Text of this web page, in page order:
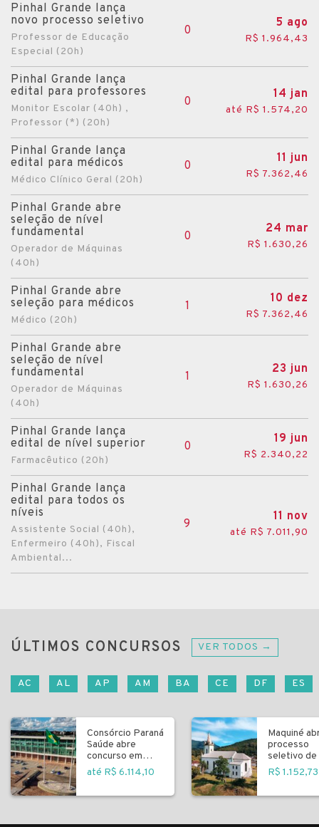
Pinhal Grande lança
novo processo seletivo
Professor de Educação
Especial (20h)
0
5 ago
R$ 1.964,43
Pinhal Grande lança
edital para professores
Monitor Escolar (40h) ,
Professor (*) (20h)
0
14 jan
até R$ 1.574,20
Pinhal Grande lança
edital para médicos
Médico Clínico Geral (20h)
0
11 jun
R$ 7.362,46
Pinhal Grande abre
seleção de nível
fundamental
Operador de Máquinas
(40h)
0
24 mar
R$ 1.630,26
Pinhal Grande abre
seleção para médicos
Médico (20h)
1
10 dez
R$ 7.362,46
Pinhal Grande abre
seleção de nível
fundamental
Operador de Máquinas
(40h)
1
23 jun
R$ 1.630,26
Pinhal Grande lança
edital de nível superior
Farmacêutico (20h)
0
19 jun
R$ 2.340,22
Pinhal Grande lança
edital para todos os
níveis
Assistente Social (40h),
Enfermeiro (40h), Fiscal
Ambiental...
9
11 nov
até R$ 7.011,90
ÚLTIMOS CONCURSOS VER TODOS →
AC AL AP AM BA CE DF ES
Consórcio Paraná
Saúde abre
concurso em
Curitiba
até R$ 6.114,10
Maquiné
processo
seletivo de
R$ 1.152,73